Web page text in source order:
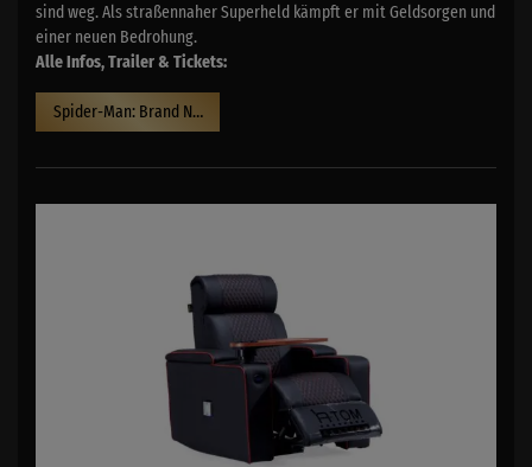
sind weg. Als straßennaher Superheld kämpft er mit Geldsorgen und
einer neuen Bedrohung.
Alle Infos, Trailer & Tickets:
Spider-Man: Brand New Day